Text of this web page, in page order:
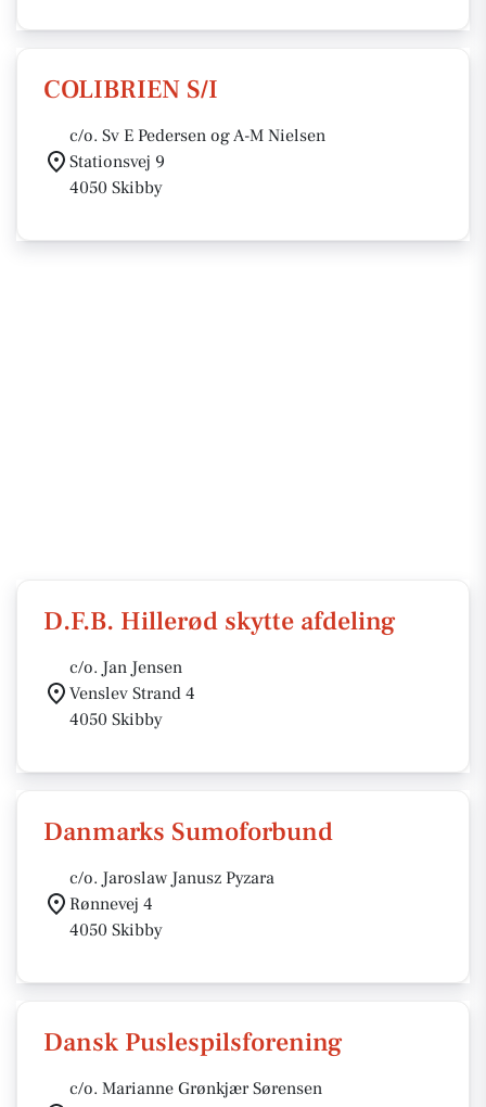
COLIBRIEN S/I
c/o. Sv E Pedersen og A-M Nielsen
Stationsvej 9
4050 Skibby
D.F.B. Hillerød skytte afdeling
c/o. Jan Jensen
Venslev Strand 4
4050 Skibby
Danmarks Sumoforbund
c/o. Jaroslaw Janusz Pyzara
Rønnevej 4
4050 Skibby
Dansk Puslespilsforening
c/o. Marianne Grønkjær Sørensen